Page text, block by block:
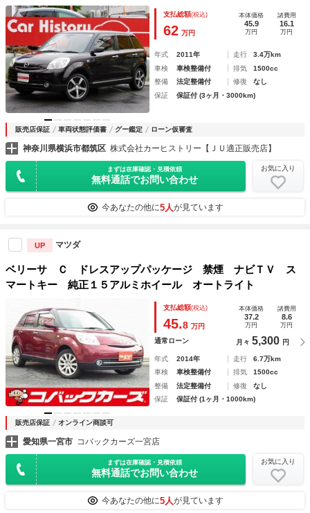
イプフィニッシャー フロントフォグランプ
支払総額(税込)
62 万円
本体価格
45.9
万円
諸費用
16.1
万円
年式 2011年 走行
3.4万km
車検
車検整備付 排気
1500cc
整備
法定整備付 修復
なし
保証
保証付 (3ヶ月・3000km)
販売店保証 車両状態評価書 グー鑑定 ローン仮審査
神奈川県横浜市都筑区 株式会社カーヒストリー【ＪＵ適正販売店】
まずは在庫確認・見積依頼
無料通話でお問い合わせ
お気に入り
今あなたの他に5人が見ています
UP マツダ
ベリーサ Ｃ ドレスアップパッケージ 禁煙 ナビＴＶ ス
マートキー 純正１５アルミホイール オートライト
支払総額(税込)
45.8 万円
本体価格
37.2
万円
諸費用
8.6
万円
通常ローン 月々 5,300 円
年式 2014年 走行
6.7万km
車検
車検整備付 排気
1500cc
整備
法定整備付 修復
なし
保証
保証付 (1ヶ月・1000km)
販売店保証 オンライン商談可
愛知県一宮市 コバックカーズ一宮店
まずは在庫確認・見積依頼
無料通話でお問い合わせ
お気に入り
今あなたの他に5人が見ています